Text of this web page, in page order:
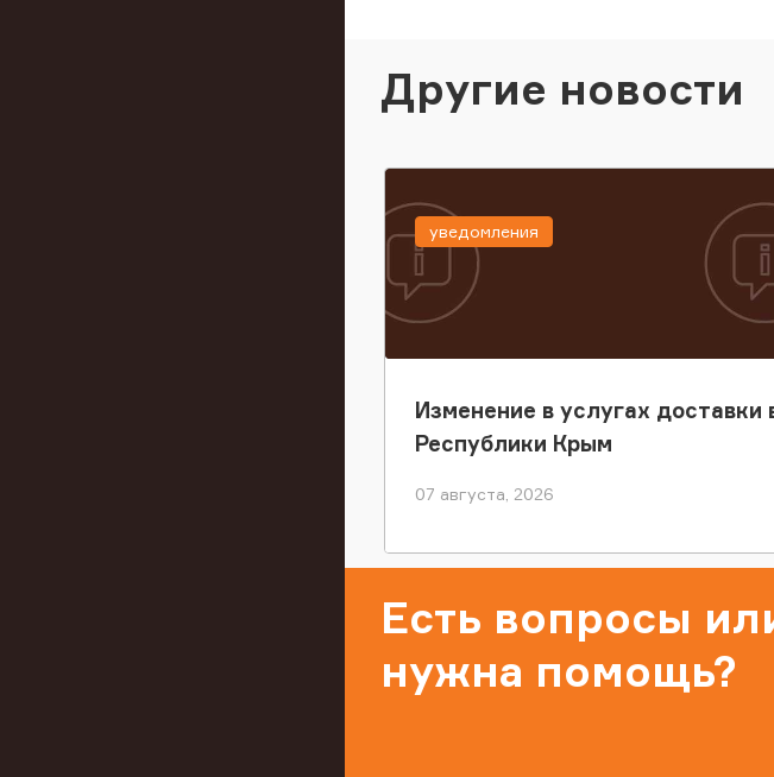
Другие новости
Изменение в услугах доставки
Республики Крым
07 августа, 2026
уведомления
Есть вопросы
нужна помощь?